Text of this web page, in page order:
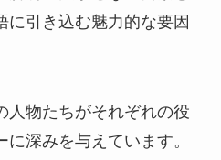
に引き込む魅力的な要因
人物たちがそれぞれの役
深みを与えています。